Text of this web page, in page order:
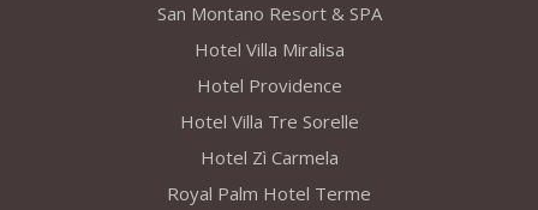
San Montano Resort & SPA
Hotel Villa Miralisa
Hotel Providence
Hotel Villa Tre Sorelle
Hotel Zì Carmela
Royal Palm Hotel Terme